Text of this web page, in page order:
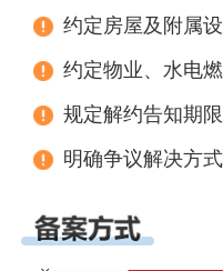
约定房屋及附属
约定物业、水电
规定解约告知期限
明确争议解决方